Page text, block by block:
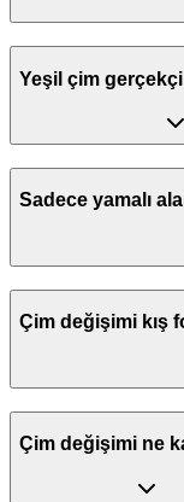
Yeşil çim
Sadece yamalı
Çim değişimi kış
Çim değişimi ne